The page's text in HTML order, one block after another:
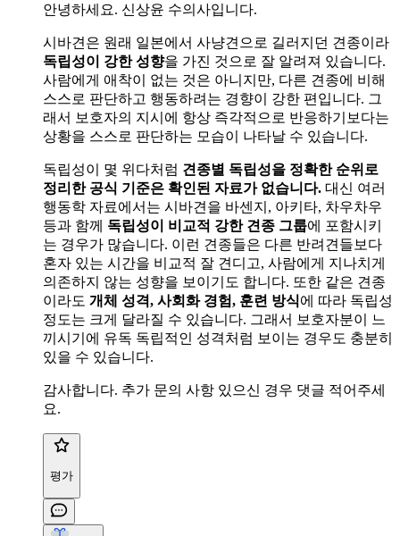
안녕하세요. 신상윤 수의사입니다.
시바견은 원래 일본에서 사냥견으로 길러지던 견종이라
독립성이 강한 성향을 가진 것으로 잘 알려져 있습니다.
사람에게 애착이 없는 것은 아니지만, 다른 견종에 비해
스스로 판단하고 행동하려는 경향이 강한 편입니다. 그
래서 보호자의 지시에 항상 즉각적으로 반응하기보다는
상황을 스스로 판단하는 모습이 나타날 수 있습니다.
독립성이 몇 위다처럼 견종별 독립성을 정확한 순위로
정리한 공식 기준은 확인된 자료가 없습니다. 대신 여러
행동학 자료에서는 시바견을 바센지, 아키타, 차우차우
등과 함께 독립성이 비교적 강한 견종 그룹에 포함시키
는 경우가 많습니다. 이런 견종들은 다른 반려견들보다
혼자 있는 시간을 비교적 잘 견디고, 사람에게 지나치게
의존하지 않는 성향을 보이기도 합니다. 또한 같은 견종
이라도 개체 성격, 사회화 경험, 훈련 방식에 따라 독립성
정도는 크게 달라질 수 있습니다. 그래서 보호자분이 느
끼시기에 유독 독립적인 성격처럼 보이는 경우도 충분히
있을 수 있습니다.
감사합니다. 추가 문의 사항 있으신 경우 댓글 적어주세
요.
평가